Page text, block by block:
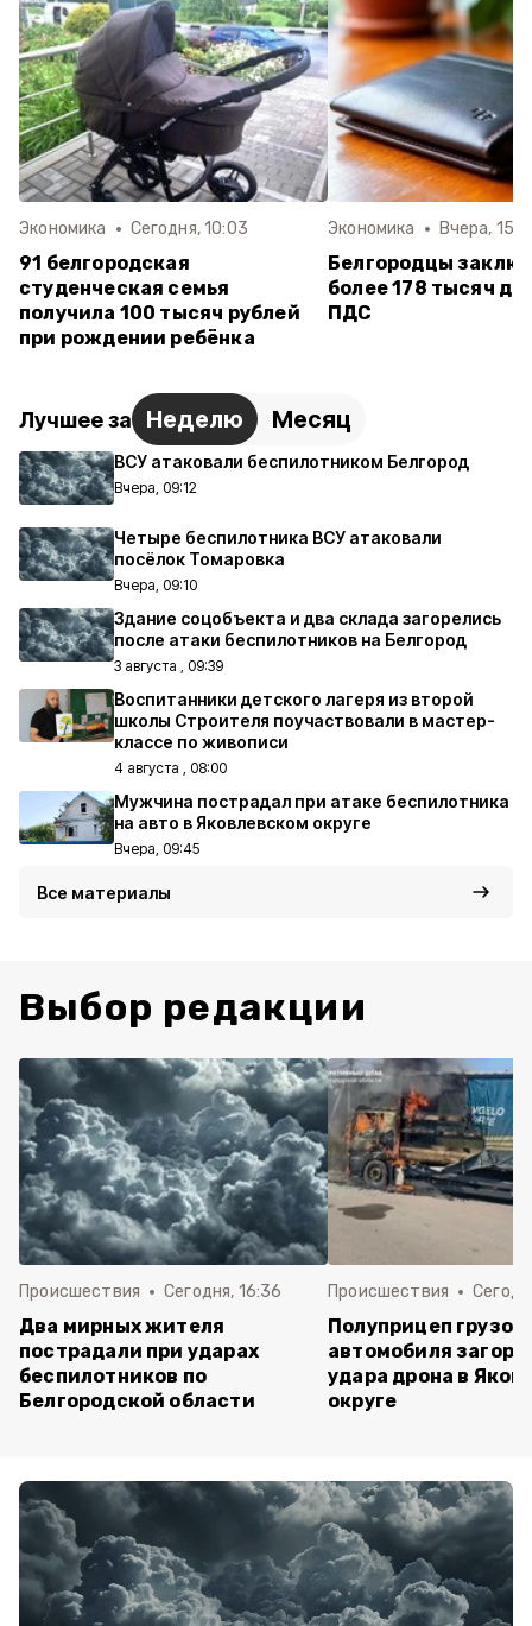
Экономика Сегодня, 10:03
91 белгородская
студенческая семья
получила 100 тысяч рублей
при рождении ребёнка
Экономика Вчера,
Белгородцы
более 178 тысяч
ПДС
Лучшее за Неделю Месяц
ВСУ атаковали беспилотником Белгород
Вчера, 09:12
Четыре беспилотника ВСУ атаковали
посёлок Томаровка
Вчера, 09:10
Здание соцобъекта и два склада загорелись
после атаки беспилотников на Белгород
3 августа , 09:39
Воспитанники детского лагеря из второй
школы Строителя поучаствовали в мастер-
классе по живописи
4 августа , 08:00
Мужчина пострадал при атаке беспилотника
на авто в Яковлевском округе
Вчера, 09:45
Все материалы
Выбор редакции
Происшествия Сегодня, 16:36
Два мирных жителя
пострадали при ударах
беспилотников по
Белгородской области
Происшествия
Полуприцеп
автомобиля
удара дрона в
округе